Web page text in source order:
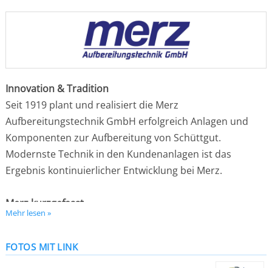
Innovation & Tradition
Seit 1919 plant und realisiert die Merz
Aufbereitungstechnik GmbH erfolgreich Anlagen und
Komponenten zur Aufbereitung von Schüttgut.
Modernste Technik in den Kundenanlagen ist das
Ergebnis kontinuierlicher Entwicklung bei Merz.
Merz kurzgefasst
Durchsatzleistungen bis 150 t/h
Mehr lesen »
FOTOS MIT LINK